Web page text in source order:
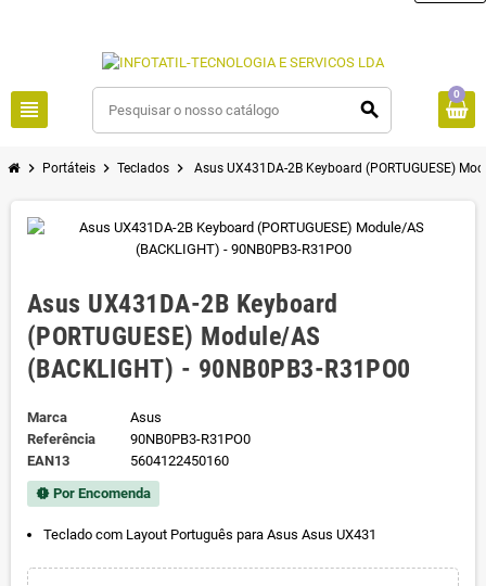
view_headline search
0
chevron_right Portáteis chevron_right Teclados chevron_right Asus UX431DA-2B Keyboard (PORTUGUESE)
Asus UX431DA-2B Keyboard
(PORTUGUESE) Module/AS
(BACKLIGHT) - 90NB0PB3-R31PO0
Marca
Asus
Referência
90NB0PB3-R31PO0
EAN13
5604122450160
new_releases Por Encomenda
Teclado com Layout Português para Asus Asus UX431